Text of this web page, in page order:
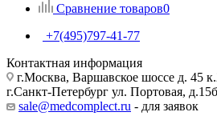
Сравнение товаров0
+7(495)797-41-77
Контактная информация
г.Москва, Варшавское шоссе д. 45
г.Санкт-Петербург ул. Портовая,
sale@medcomplect.ru - для заявок